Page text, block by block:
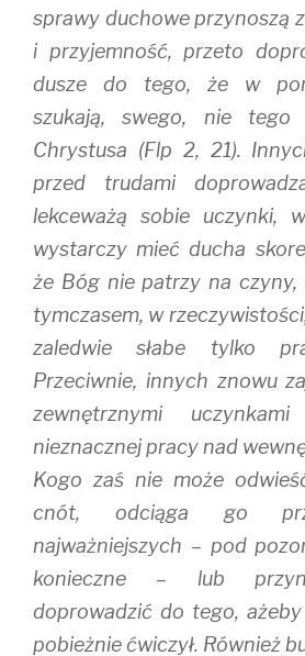
sprawy duchowe przynoszą
i przyjemność, przeto
dusze do tego, że w
szukają, swego, nie
Chrystusa (Flp 2, 21).
przed trudami
lekceważą sobie uczynki,
wystarczy mieć ducha
że Bóg nie patrzy na czyny,
tymczasem, w
zaledwie słabe tylko
Przeciwnie, innych znowu
zewnętrznymi
nieznacznej pracy nad
Kogo zaś nie może
cnót, odciąga go
najważniejszych – pod
konieczne – lub
doprowadzić do tego,
pobieżnie ćwiczył. Również